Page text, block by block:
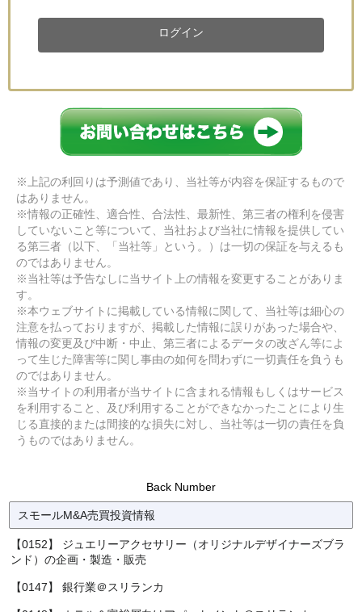
ログイン
※上記の利回りは予測値であり、当社等が内容を保証するもので
はありません。
※情報の正確性、適合性、合法性、最新性、第三者の権利を侵害
していないこと等について、当社および当社に情報を提供してい
る第三者（以下、「当社等」という。）は一切の保証を与えるも
のではありません。
※当社等は予告なしに当サイト上の情報を変更することがありま
す。
※本ウェブサイトに掲載している情報に関して、当社等は細心の
注意を払っておりますが、掲載した情報に誤りがあった場合や、
情報の変更及び中断・中止、第三者によるデータの改ざん等によ
って生じた障害等に関し事由の如何を問わずに一切責任を負うも
のではありません。
※当サイトの利用者が当サイトに含まれる情報もしくはサービス
を利用すること、及び利用することができなかったことにより生
じる直接的または間接的な損失に対し、当社等は一切の責任を負
うものではありません。
Back Number
スモールM&A売買投資情報
【0152】 ジュエリーアクセサリー（オリジナルデザイナーズブラ
ンド）の企画・製造・販売
【0147】 銀行業＠スリランカ